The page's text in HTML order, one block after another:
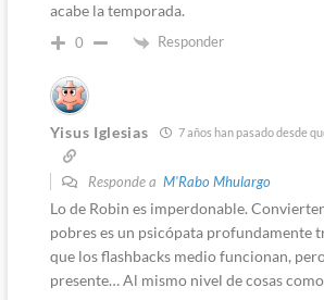
acabe la temporada.
0 Responder
Yisus Iglesias 7 años han pasado desde
Responde a M'Rabo Mhulargo
Lo de Robin es imperdonable.
pobres es un psicópata profundamente
que los flashbacks medio funcionan,
presente… Al mismo nivel de cosas